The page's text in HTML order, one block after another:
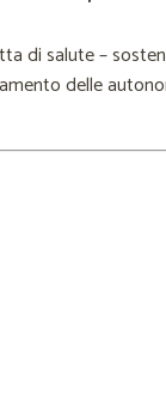
di salute –
delle